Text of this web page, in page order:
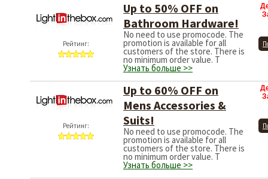
Рейтинг:
Up to 50% OFF on
Bathroom Hardware!
No need to use promocode. The
promotion is available for all
customers of the store. There is
no minimum order value. T
Узнать больше >>
Рейтинг:
Up to 60% OFF on
Mens Accessories &
Suits!
No need to use promocode. The
promotion is available for all
customers of the store. There is
no minimum order value. T
Узнать больше >>